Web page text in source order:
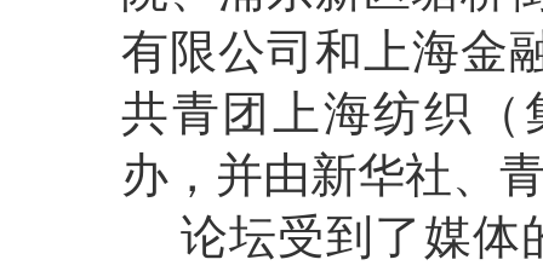
有限公司和上海金
共青团上海纺织
办，并由新华社、
论坛受到了媒体